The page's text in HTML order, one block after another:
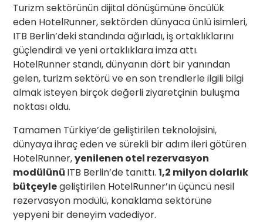
Turizm sektörünün dijital dönüşümüne öncülük
eden HotelRunner, sektörden dünyaca ünlü isimleri,
ITB Berlin’deki standında ağırladı, iş ortaklıklarını
güçlendirdi ve yeni ortaklıklara imza attı.
HotelRunner standı, dünyanın dört bir yanından
gelen, turizm sektörü ve en son trendlerle ilgili bilgi
almak isteyen birçok değerli ziyaretçinin buluşma
noktası oldu.
Tamamen Türkiye’de geliştirilen teknolojisini,
dünyaya ihraç eden ve sürekli bir adım ileri götüren
HotelRunner,yenilenen otel rezervasyon
modülünü ITB Berlin’de tanıttı.1,2 milyon dolarlık
bütçeylegeliştirilen HotelRunner’ın üçüncü nesil
rezervasyon modülü, konaklama sektörüne
yepyeni bir deneyim vadediyor.